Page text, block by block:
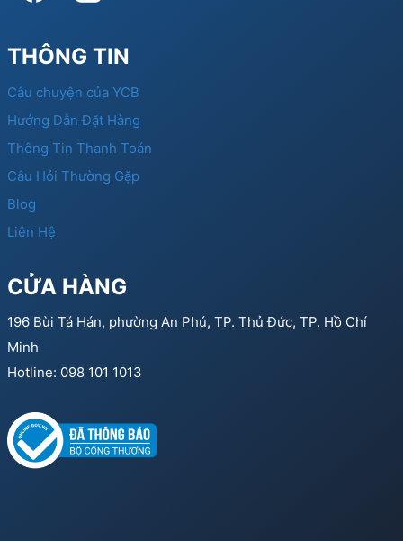
THÔNG TIN
Câu chuyện của YCB
Hướng Dẫn Đặt Hàng
Thông Tin Thanh Toán
Câu Hỏi Thường Gặp
Blog
Liên Hệ
CỬA HÀNG
196 Bùi Tá Hán, phường An Phú, TP. Thủ Đức, TP. Hồ Chí
Minh
Hotline: 098 101 1013